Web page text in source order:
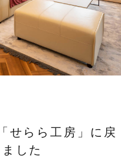
せらら工房」に戻
した